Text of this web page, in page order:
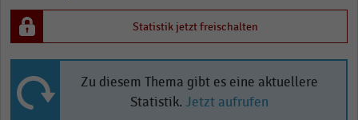
Statistik jetzt freischalten
Zu diesem Thema gibt es eine aktuellere
Statistik. Jetzt aufrufen